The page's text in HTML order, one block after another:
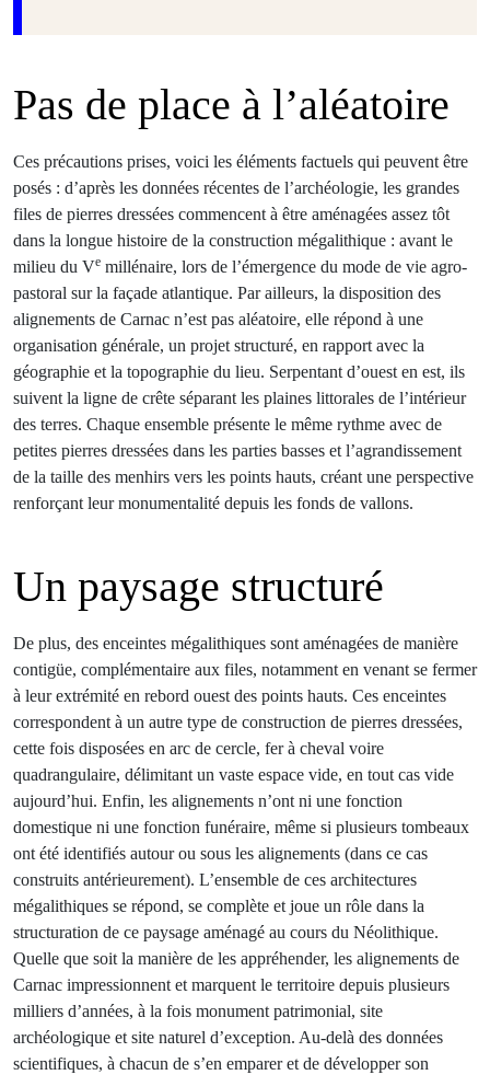
Pas de place à l’aléatoire
Ces précautions prises, voici les éléments factuels qui peuvent être
posés : d’après les données récentes de l’archéologie, les grandes
files de pierres dressées commencent à être aménagées assez tôt
dans la longue histoire de la construction mégalithique : avant le
milieu du Ve millénaire, lors de l’émergence du mode de vie agro-
pastoral sur la façade atlantique. Par ailleurs, la disposition des
alignements de Carnac n’est pas aléatoire, elle répond à une
organisation générale, un projet structuré, en rapport avec la
géographie et la topographie du lieu. Serpentant d’ouest en est, ils
suivent la ligne de crête séparant les plaines littorales de l’intérieur
des terres. Chaque ensemble présente le même rythme avec de
petites pierres dressées dans les parties basses et l’agrandissement
de la taille des menhirs vers les points hauts, créant une perspective
renforçant leur monumentalité depuis les fonds de vallons.
Un paysage structuré
De plus, des enceintes mégalithiques sont aménagées de manière
contigüe, complémentaire aux files, notamment en venant se fermer
à leur extrémité en rebord ouest des points hauts. Ces enceintes
correspondent à un autre type de construction de pierres dressées,
cette fois disposées en arc de cercle, fer à cheval voire
quadrangulaire, délimitant un vaste espace vide, en tout cas vide
aujourd’hui. Enfin, les alignements n’ont ni une fonction
domestique ni une fonction funéraire, même si plusieurs tombeaux
ont été identifiés autour ou sous les alignements (dans ce cas
construits antérieurement). L’ensemble de ces architectures
mégalithiques se répond, se complète et joue un rôle dans la
structuration de ce paysage aménagé au cours du Néolithique.
Quelle que soit la manière de les appréhender, les alignements de
Carnac impressionnent et marquent le territoire depuis plusieurs
milliers d’années, à la fois monument patrimonial, site
archéologique et site naturel d’exception. Au-delà des données
scientifiques, à chacun de s’en emparer et de développer son